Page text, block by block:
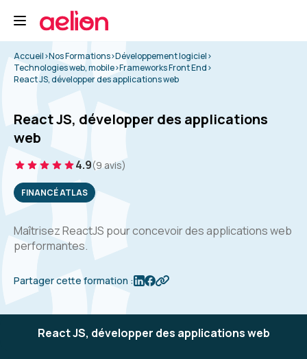
Accueil>Nos Formations>Développement logiciel>
Technologies web, mobile>Frameworks Front End>
React JS, développer des applications web
React JS, développer des applications
web
4.9(9 avis)
FINANCÉ ATLAS
Maîtrisez ReactJS pour concevoir des applications web
performantes.
Partager cette formation :
React JS, développer des applications web